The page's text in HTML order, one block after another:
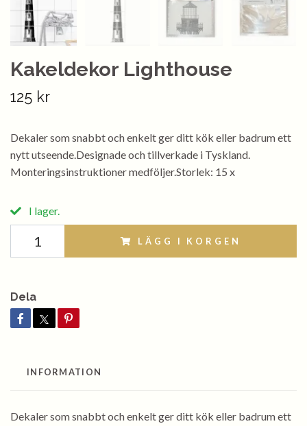
Kakeldekor Lighthouse
125 kr
Dekaler som snabbt och enkelt ger ditt kök eller badrum ett
nytt utseende.Designade och tillverkade i Tyskland.
Monteringsinstruktioner medföljer.Storlek: 15 x
I lager.
LÄGG I KORGEN
Dela
INFORMATION
Dekaler som snabbt och enkelt ger ditt kök eller badrum ett